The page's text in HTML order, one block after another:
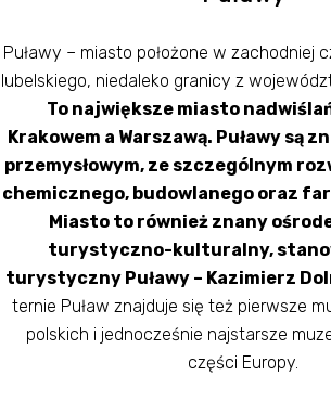
Puławy – miasto położone w zachodniej
lubelskiego, niedaleko granicy z
To największe miasto
Krakowem a Warszawą. Puławy są
przemysłowym, ze szczególnym
chemicznego, budowlanego oraz
Miasto to również znany
turystyczno-kulturalny,
turystyczny Puławy – Kazimierz
ternie Puław znajduje się też pierwsze
polskich i jednocześnie najstarsze
części Europy.